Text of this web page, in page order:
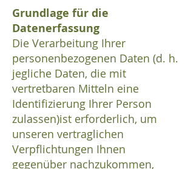
Grundlage für die
Datenerfassung
Die Verarbeitung Ihrer
personenbezogenen Daten (d. h.
jegliche Daten, die mit
vertretbaren Mitteln eine
Identifizierung Ihrer Person
zulassen)ist erforderlich, um
unseren vertraglichen
Verpflichtungen Ihnen
gegenüber nachzukommen,